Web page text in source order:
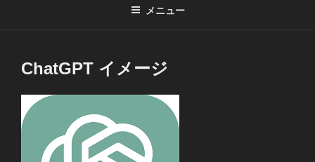
メニュー
ChatGPT イメージ